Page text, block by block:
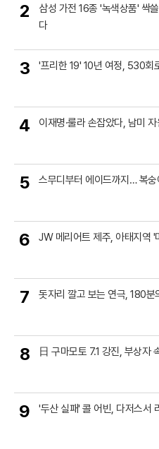
2
삼성 가전 16종 '녹색상품' 싹
다
3 '프리한 19' 10년 여정, 530회
4 이재명·룰라 손잡았다, 남미
5 스무디부터 에이드까지… 복
6 JW 메리어트 제주, 아태지역 '
7 돗자리 깔고 보는 연극, 180분
8 日 구마모토 7.1 강진, 부상자
9 '두산 실패' 콜 어빈, 다저스서